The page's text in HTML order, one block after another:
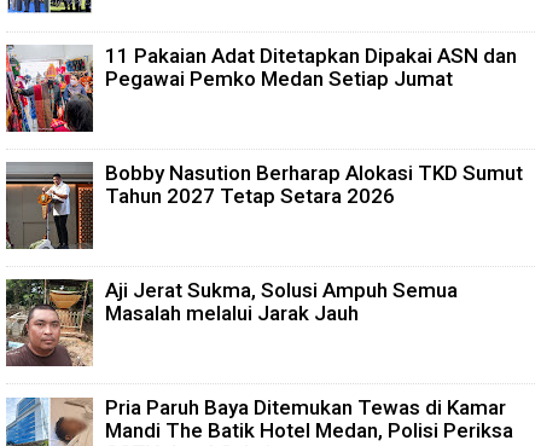
11 Pakaian Adat Ditetapkan Dipakai ASN dan
Pegawai Pemko Medan Setiap Jumat
Bobby Nasution Berharap Alokasi TKD Sumut
Tahun 2027 Tetap Setara 2026
Aji Jerat Sukma, Solusi Ampuh Semua
Masalah melalui Jarak Jauh
Pria Paruh Baya Ditemukan Tewas di Kamar
Mandi The Batik Hotel Medan, Polisi Periksa